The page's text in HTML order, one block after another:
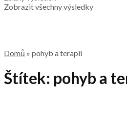
Zobrazit všechny výsledky
Domů » pohyb a terapii
Štítek: pohyb a